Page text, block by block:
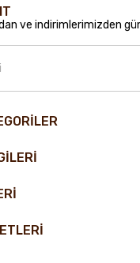
ve indirimlerimizden